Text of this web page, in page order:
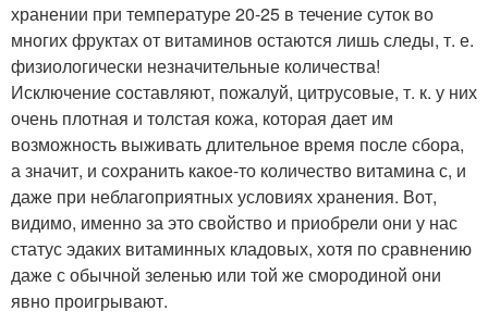
хранении при температуре 20-25 в течение суток во
многих фруктах от витаминов остаются лишь следы, т. е.
физиологически незначительные количества!
Исключение составляют, пожалуй, цитрусовые, т. к. у них
очень плотная и толстая кожа, которая дает им
возможность выживать длительное время после сбора,
а значит, и сохранить какое-то количество витамина с, и
даже при неблагоприятных условиях хранения. Вот,
видимо, именно за это свойство и приобрели они у нас
статус эдаких витаминных кладовых, хотя по сравнению
даже с обычной зеленью или той же смородиной они
явно проигрывают.